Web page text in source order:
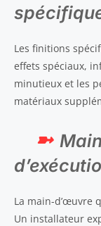
Les finitions
effets spéciaux,
minutieux et les
matériaux
La main-d’œuvre
Un installateur